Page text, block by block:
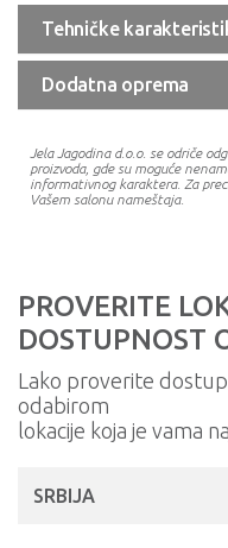
Tehničke
Dodatna oprema
Jela Jagodina d.o.o. se odriče
proizvoda, gde su moguće
informativnog karaktera. Za
Vašem salonu nameštaja.
PROVERITE
DOSTUPNOST
Lako proverite
odabirom
lokacije koja je vama
SRBIJA